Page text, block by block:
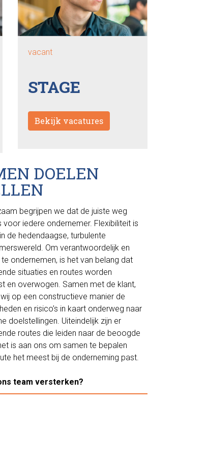
vacant
STAGE
Bekijk vacatures
DOELEN
begrijpen we dat de juiste weg
voor iedere ondernemer. Flexibiliteit is
de hedendaagse, turbulente
Om verantwoordelijk en
ondernemen, is het van belang dat
situaties en routes worden
en overwogen. Samen met de klant,
op een constructieve manier de
en risico’s in kaart onderweg naar
doelstellingen. Uiteindelijk zijn er
routes die leiden naar de beoogde
is aan ons om samen te bepalen
het meest bij de onderneming past.
team versterken?